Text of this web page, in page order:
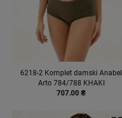
6218-2 Komplet damski Anabel
Arto 784/788 KHAKI
707.00 ₴